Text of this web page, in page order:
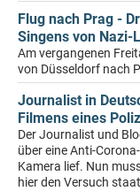
Flug nach Prag -
Singens von
Am vergangenen
von Düsseldorf nach
Journalist in
Filmens eines
Der Journalist und
über eine Anti-
Kamera lief. Nun
hier den Versuch